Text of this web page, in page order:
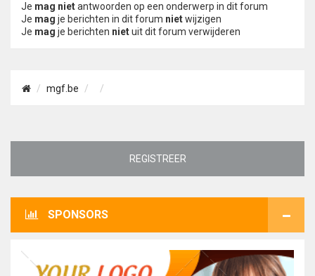
Je mag nietantwoorden op een onderwerp in dit forum
Je mag je berichten in dit forum nietwijzigen
Je mag je berichten nietuit dit forum verwijderen
mgf.be
REGISTREER
SPONSORS